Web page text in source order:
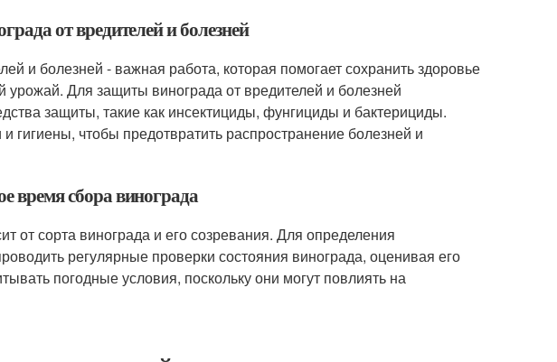
от вредителей и болезней
и болезней - важная работа, которая помогает сохранить здоровье
урожай. Для защиты винограда от вредителей и болезней
защиты, такие как инсектициды, фунгициды и бактерициды.
гигиены, чтобы предотвратить распространение болезней и
время сбора винограда
от сорта винограда и его созревания. Для определения
регулярные проверки состояния винограда, оценивая его
погодные условия, поскольку они могут повлиять на